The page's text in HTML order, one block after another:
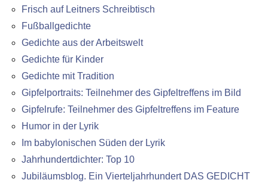
Frisch auf Leitners Schreibtisch
Fußballgedichte
Gedichte aus der Arbeitswelt
Gedichte für Kinder
Gedichte mit Tradition
Gipfelportraits: Teilnehmer des Gipfeltreffens im Bild
Gipfelrufe: Teilnehmer des Gipfeltreffens im Feature
Humor in der Lyrik
Im babylonischen Süden der Lyrik
Jahrhundertdichter: Top 10
Jubiläumsblog. Ein Vierteljahrhundert DAS GEDICHT